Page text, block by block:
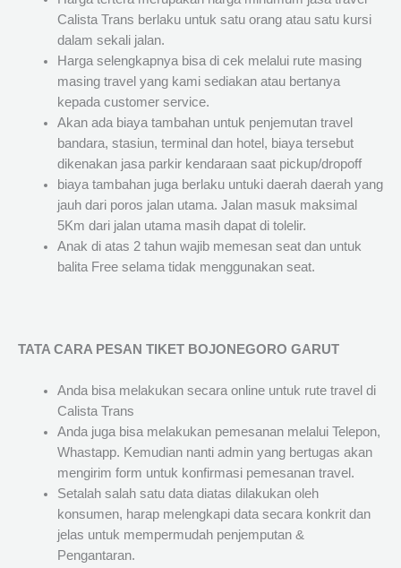
Calista Trans berlaku untuk satu orang atau satu kursi
dalam sekali jalan.
Harga selengkapnya bisa di cek melalui rute masing
masing travel yang kami sediakan atau bertanya
kepada customer service.
Akan ada biaya tambahan untuk penjemutan travel
bandara, stasiun, terminal dan hotel, biaya tersebut
dikenakan jasa parkir kendaraan saat pickup/dropoff
biaya tambahan juga berlaku untuki daerah daerah yang
jauh dari poros jalan utama. Jalan masuk maksimal
5Km dari jalan utama masih dapat di tolelir.
Anak di atas 2 tahun wajib memesan seat dan untuk
balita Free selama tidak menggunakan seat.
TATA CARA PESAN TIKET BOJONEGORO GARUT
Anda bisa melakukan secara online untuk rute travel di
Calista Trans
Anda juga bisa melakukan pemesanan melalui Telepon,
Whastapp. Kemudian nanti admin yang bertugas akan
mengirim form untuk konfirmasi pemesanan travel.
Setalah salah satu data diatas dilakukan oleh
konsumen, harap melengkapi data secara konkrit dan
jelas untuk mempermudah penjemputan &
Pengantaran.